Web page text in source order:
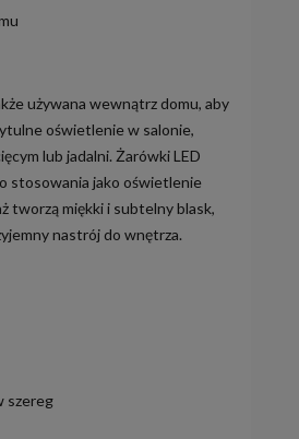
używana wewnątrz domu, aby
oświetlenie w salonie,
lub jadalni. Żarówki LED
stosowania jako oświetlenie
tworzą miękki i subtelny blask,
nastrój do wnętrza.
szereg